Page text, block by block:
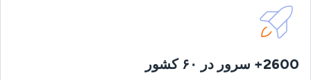
2600+ سرور در ۶۰ کشور